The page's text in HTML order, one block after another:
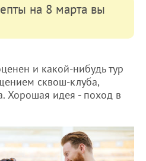
на 8 марта вы
и какой-нибудь тур
сквош-клуба,
Хорошая идея - поход в